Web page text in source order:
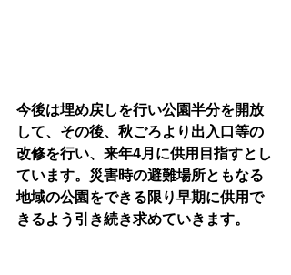
今後は埋め戻しを行い公園半分を開放
して、その後、秋ごろより出入口等の
改修を行い、来年4月に供用目指すとし
ています。災害時の避難場所ともなる
地域の公園をできる限り早期に供用で
きるよう引き続き求めていきます。